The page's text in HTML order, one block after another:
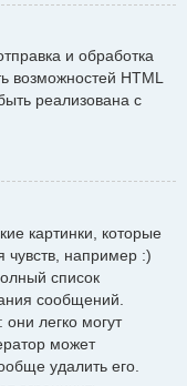
и обработка
возможностей HTML
реализована с
картинки, которые
чувств, например :)
список
сообщений.
они легко могут
может
удалить его.